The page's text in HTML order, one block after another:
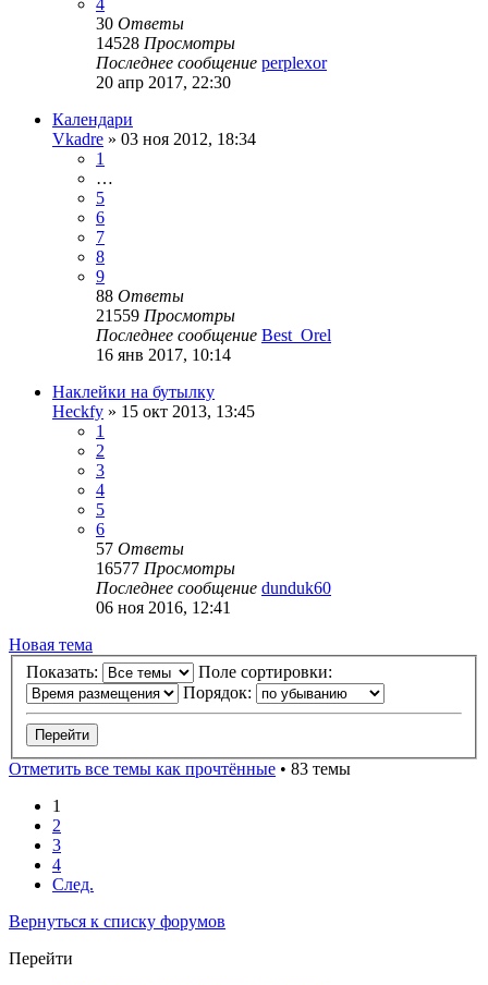
30 Ответы
14528 Просмотры
Последнее сообщение perplexor
20 апр 2017, 22:30
Календари
Vkadre » 03 ноя 2012, 18:34
1
…
5
6
7
8
9
88 Ответы
21559 Просмотры
Последнее сообщение Best_Orel
16 янв 2017, 10:14
Наклейки на бутылку
Heckfy » 15 окт 2013, 13:45
1
2
3
4
5
6
57 Ответы
16577 Просмотры
Последнее сообщение dunduk60
06 ноя 2016, 12:41
Новая тема
Показать:
Поле сортировки:
Порядок:
Отметить все темы как прочтённые • 83 темы
1
2
3
4
След.
Вернуться к списку форумов
Перейти